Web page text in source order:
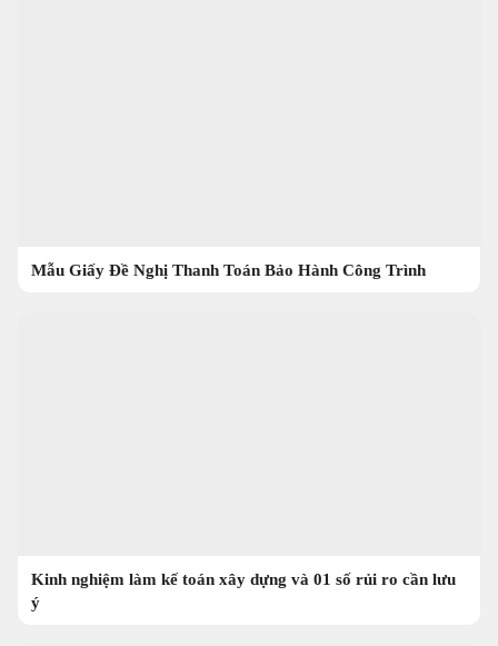
Mẫu Giấy Đề Nghị Thanh Toán Bảo Hành Công Trình
Kinh nghiệm làm kế toán xây dựng và 01 số rủi ro cần lưu
ý